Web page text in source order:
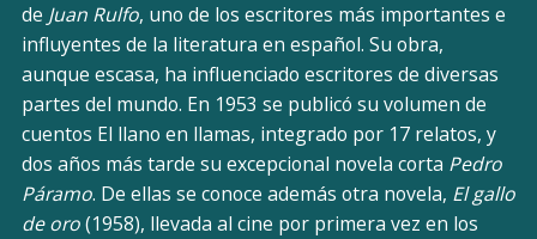
de Juan Rulfo, uno de los escritores más importantes e
influyentes de la literatura en español. Su obra,
aunque escasa, ha influenciado escritores de diversas
partes del mundo. En 1953 se publicó su volumen de
cuentos El llano en llamas, integrado por 17 relatos, y
dos años más tarde su excepcional novela corta Pedro
Páramo. De ellas se conoce además otra novela, El gallo
de oro(1958), llevada al cine por primera vez en los